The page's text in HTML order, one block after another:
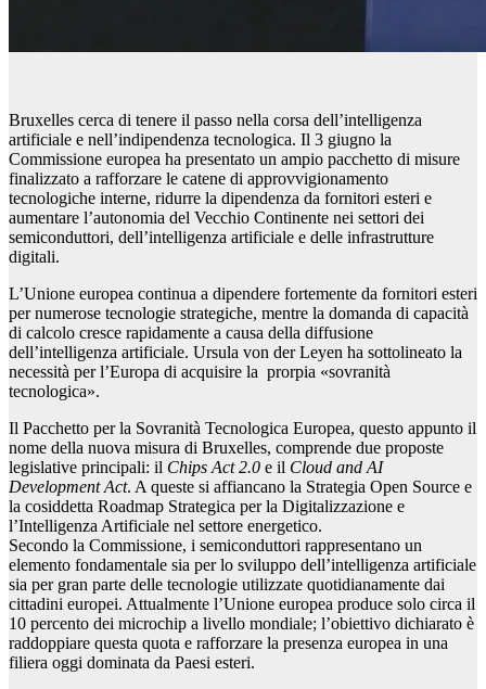
Bruxelles cerca di tenere il passo nella corsa dell’intelligenza
artificiale e nell’indipendenza tecnologica. Il 3 giugno la
Commissione europea ha presentato un ampio pacchetto di misure
finalizzato a rafforzare le catene di approvvigionamento
tecnologiche interne, ridurre la dipendenza da fornitori esteri e
aumentare l’autonomia del Vecchio Continente nei settori dei
semiconduttori, dell’intelligenza artificiale e delle infrastrutture
digitali.
L’Unione europea continua a dipendere fortemente da fornitori esteri
per numerose tecnologie strategiche, mentre la domanda di capacità
di calcolo cresce rapidamente a causa della diffusione
dell’intelligenza artificiale. Ursula von der Leyen ha sottolineato la
necessità per l’Europa di acquisire la prorpia «sovranità
tecnologica».
Il Pacchetto per la Sovranità Tecnologica Europea, questo appunto il
nome della nuova misura di Bruxelles, comprende due proposte
legislative principali: il Chips Act 2.0 e il Cloud and AI
Development Act. A queste si affiancano la Strategia Open Source e
la cosiddetta Roadmap Strategica per la Digitalizzazione e
l’Intelligenza Artificiale nel settore energetico.
Secondo la Commissione, i semiconduttori rappresentano un
elemento fondamentale sia per lo sviluppo dell’intelligenza artificiale
sia per gran parte delle tecnologie utilizzate quotidianamente dai
cittadini europei. Attualmente l’Unione europea produce solo circa il
10 percento dei microchip a livello mondiale; l’obiettivo dichiarato è
raddoppiare questa quota e rafforzare la presenza europea in una
filiera oggi dominata da Paesi esteri.